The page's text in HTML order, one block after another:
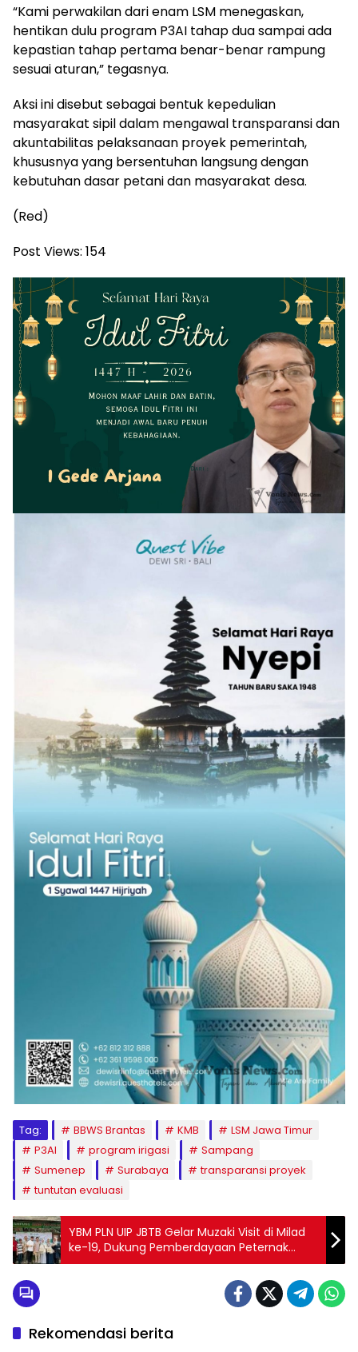
“Kami perwakilan dari enam LSM menegaskan,
hentikan dulu program P3AI tahap dua sampai ada
kepastian tahap pertama benar-benar rampung
sesuai aturan,” tegasnya.
Aksi ini disebut sebagai bentuk kepedulian
masyarakat sipil dalam mengawal transparansi dan
akuntabilitas pelaksanaan proyek pemerintah,
khususnya yang bersentuhan langsung dengan
kebutuhan dasar petani dan masyarakat desa.
(Red)
Post Views: 154
Tag: BBWS Brantas KMB
LSM Jawa Timur
P3AI
program irigasi
Sampang
Sumenep
Surabaya
transparansi proyek
tuntutan evaluasi
YBM PLN UIP JBTB Gelar Muzaki Visit di Milad
ke-19, Dukung Pemberdayaan Peternak
Ayam di Karah
Rekomendasi berita